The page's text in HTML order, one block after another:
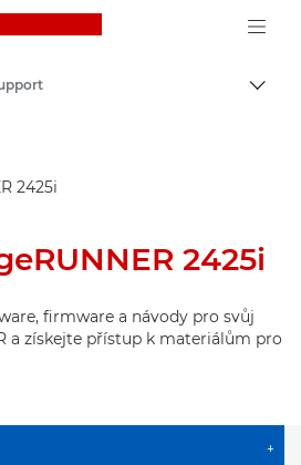
Canon Logo, back to
2425i
firmware a návody pro svůj
a získejte přístup k materiálům pro
+